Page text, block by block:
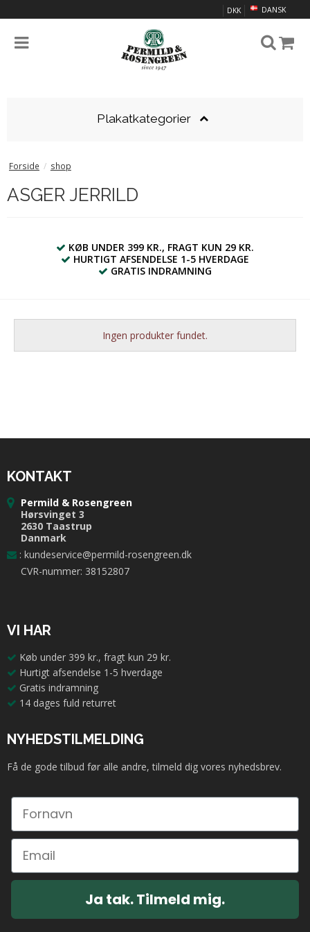
DANSK
DKK
Plakatkategorier
Forside / shop
ASGER JERRILD
KØB UNDER 399 KR., FRAGT KUN 29 KR.
HURTIGT AFSENDELSE 1-5 HVERDAGE
GRATIS INDRAMNING
Ingen produkter fundet.
KONTAKT
Permild & Rosengreen
Hørsvinget 3
2630 Taastrup
Danmark
: kundeservice@permild-rosengreen.dk
CVR-nummer: 38152807
VI HAR
Køb under 399 kr., fragt kun 29 kr.
Hurtigt afsendelse 1-5 hverdage
Gratis indramning
14 dages fuld returret
NYHEDSTILMELDING
Få de gode tilbud før alle andre, tilmeld dig vores nyhedsbrev.
Ja tak. Tilmeld mig.